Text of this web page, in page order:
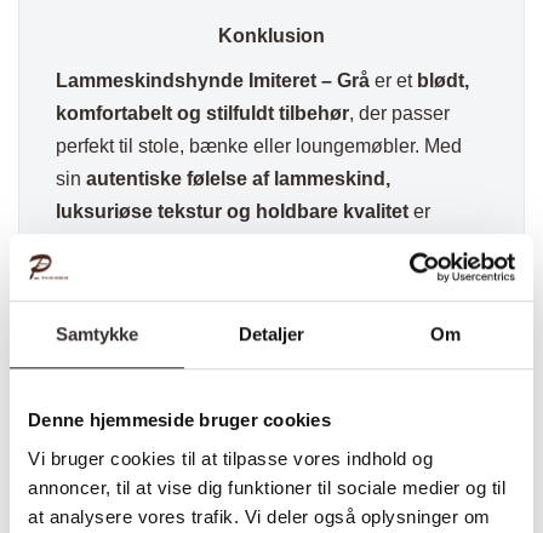
Samtykke Detaljer Om
Denne hjemmeside bruger cookies
Vi bruger cookies til at tilpasse vores indhold og
annoncer, til at vise dig funktioner til sociale medier og til
at analysere vores trafik. Vi deler også oplysninger om
Konklusion
Lammeskindshynde Imiteret – Grå er et blødt,
komfortabelt og stilfuldt tilbehør, der passer
perfekt til stole, bænke eller loungemøbler. Med
sin autentiske følelse af lammeskind,
luksuriøse tekstur og holdbare kvalitet er
komfort og en hyggelig atmosfære i hjemmet.
skandinaviske indretninger
✅ Kvalitet & Design
✅ 14 dages fuld returret
✅ Levering: 1-3 dage
✅ Stk. pris